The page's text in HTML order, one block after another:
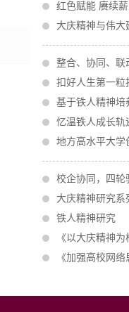
红色赋能 赓续
大庆精神与伟
整合、协同、联
扣好人生第一粒
基于铁人精神培
忆温铁人成长
地方高水平大学
校企协同，四
大庆精神研究系
铁人精神研究
《以大庆精神
《加强高校网